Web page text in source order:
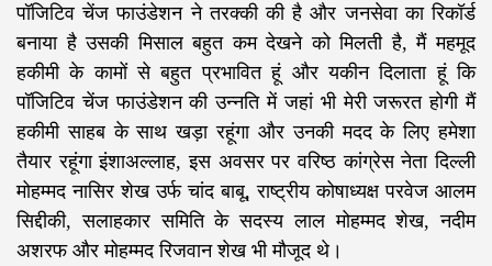
पॉजिटिव चेंज फाउंडेशन ने तरक्की की है और जनसेवा का रिकॉर्ड
बनाया है उसकी मिसाल बहुत कम देखने को मिलती है, मैं महमूद
हकीमी के कामों से बहुत प्रभावित हूं और यकीन दिलाता हूं कि
पॉजिटिव चेंज फाउंडेशन की उन्नति में जहां भी मेरी जरूरत होगी मैं
हकीमी साहब के साथ खड़ा रहूंगा और उनकी मदद के लिए हमेशा
तैयार रहूंगा इंशाअल्लाह, इस अवसर पर वरिष्ठ कांग्रेस नेता दिल्ली
मोहम्मद नासिर शेख उर्फ चांद बाबू, राष्ट्रीय कोषाध्यक्ष परवेज आलम
सिद्दीकी, सलाहकार समिति के सदस्य लाल मोहम्मद शेख, नदीम
अशरफ और मोहम्मद रिजवान शेख भी मौजूद थे।